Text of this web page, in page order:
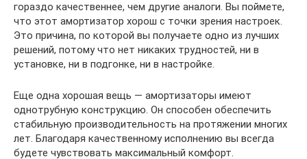
гораздо качественнее, чем другие аналоги. Вы поймете,
что этот амортизатор хорош с точки зрения настроек.
Это причина, по которой вы получаете одно из лучших
решений, потому что нет никаких трудностей, ни в
установке, ни в подгонке, ни в настройке.
Еще одна хорошая вещь — амортизаторы имеют
однотрубную конструкцию. Он способен обеспечить
стабильную производительность на протяжении многих
лет. Благодаря качественному исполнению вы всегда
будете чувствовать максимальный комфорт.